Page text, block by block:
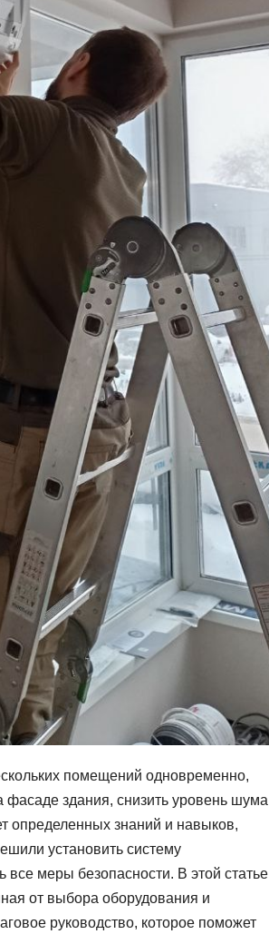
помещений одновременно,
фасаде здания, снизить уровень шума
определенных знаний и навыков,
установить систему
все меры безопасности. В этой статье
от выбора оборудования и
руководство, которое поможет